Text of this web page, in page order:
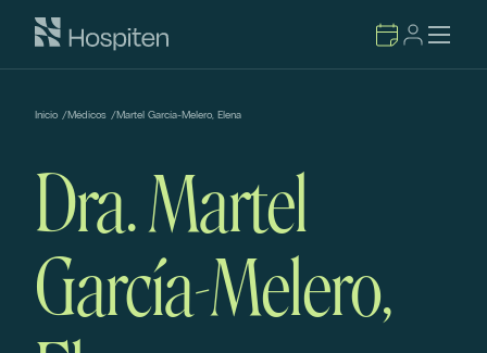
Inicio /Médicos /Martel García-Melero, Elena
Dra. Martel
García-Melero,